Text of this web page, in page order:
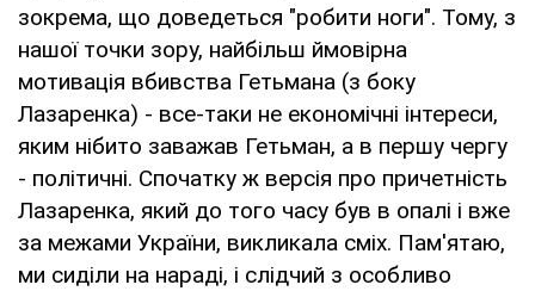
зокрема, що доведеться "робити ноги". Тому, з
нашої точки зору, найбільш ймовірна
мотивація вбивства Гетьмана (з боку
Лазаренка) - все-таки не економічні інтереси,
яким нібито заважав Гетьман, а в першу чергу
- політичні. Спочатку ж версія про причетність
Лазаренка, який до того часу був в опалі і вже
за межами України, викликала сміх. Пам'ятаю,
ми сиділи на нараді, і слідчий з особливо